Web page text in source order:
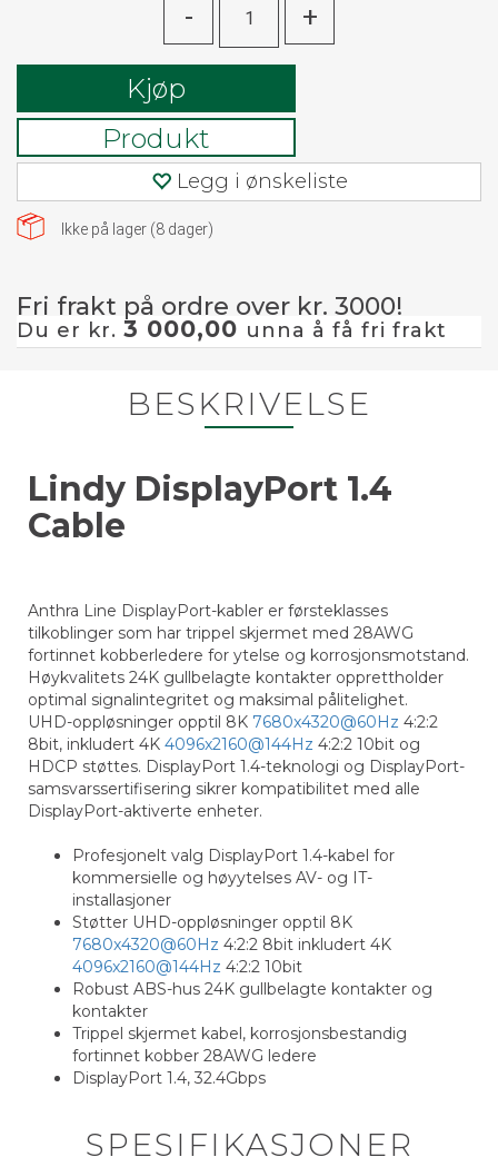
- +
Kjøp
Produkt
Legg i ønskeliste
Ikke på lager (8 dager)
Fri frakt på ordre over kr. 3000!
Du er kr. 3 000,00 unna å få fri frakt
BESKRIVELSE
Lindy DisplayPort 1.4
Cable
Anthra Line DisplayPort-kabler er førsteklasses
tilkoblinger som har trippel skjermet med 28AWG
fortinnet kobberledere for ytelse og korrosjonsmotstand.
Høykvalitets 24K gullbelagte kontakter opprettholder
optimal signalintegritet og maksimal pålitelighet.
UHD-oppløsninger opptil 8K 7680x4320@60Hz 4:2:2
8bit, inkludert 4K 4096x2160@144Hz 4:2:2 10bit og
HDCP støttes. DisplayPort 1.4-teknologi og DisplayPort-
samsvarssertifisering sikrer kompatibilitet med alle
DisplayPort-aktiverte enheter.
Profesjonelt valg DisplayPort 1.4-kabel for
kommersielle og høyytelses AV- og IT-
installasjoner
Støtter UHD-oppløsninger opptil 8K
7680x4320@60Hz 4:2:2 8bit inkludert 4K
4096x2160@144Hz 4:2:2 10bit
Robust ABS-hus 24K gullbelagte kontakter og
kontakter
Trippel skjermet kabel, korrosjonsbestandig
fortinnet kobber 28AWG ledere
DisplayPort 1.4, 32.4Gbps
SPESIFIKASJONER